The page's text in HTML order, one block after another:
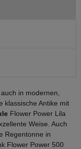
in modernen,
klassische Antike mit
Flower Power Lila
Weise. Auch
Regentonne in
Flower Power 500